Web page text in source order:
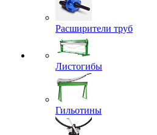
Расширители труб
Листогибы
Гильотины